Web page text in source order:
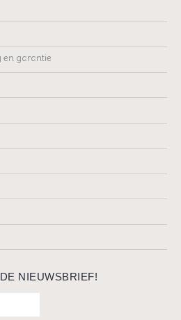
en garantie
NIEUWSBRIEF!